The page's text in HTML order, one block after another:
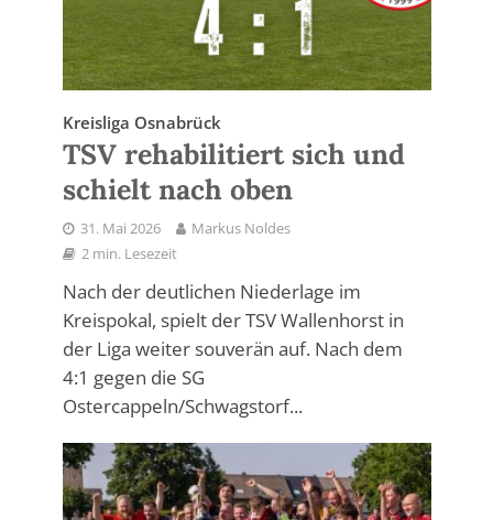
Kreisliga Osnabrück
TSV rehabilitiert sich und
schielt nach oben
31. Mai 2026
Markus Noldes
2 min. Lesezeit
Nach der deutlichen Niederlage im
Kreispokal, spielt der TSV Wallenhorst in
der Liga weiter souverän auf. Nach dem
4:1 gegen die SG
Ostercappeln/Schwagstorf...